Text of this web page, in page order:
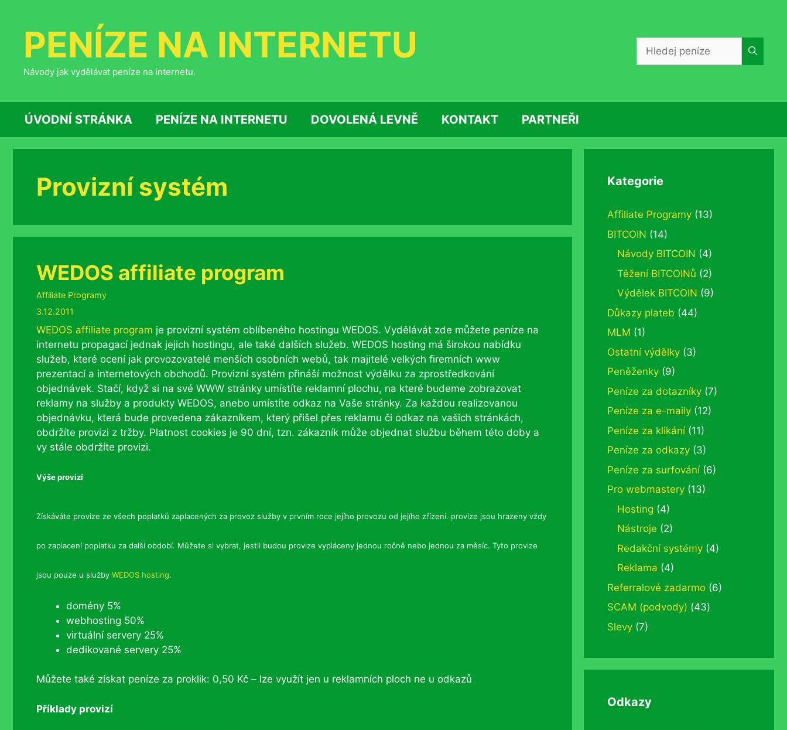
obsahPENÍZE NA INTERNETU
Návody jak vydělávat peníze na internetu.
ÚVODNÍ STRÁNKA PENÍZE NA INTERNETU DOVOLENÁ LEVNĚ KONTAKT PARTNEŘI
Provizní systém
WEDOS affiliate program
Rubriky
Affiliate Programy
3.12.2011
WEDOS affiliate program je provizní systém oblíbeného hostingu WEDOS. Vydělávát zde můžete peníze na
internetu propagací jednak jejich hostingu, ale také dalších služeb. WEDOS hosting má širokou nabídku
služeb, které ocení jak provozovatelé menších osobních webů, tak majitelé velkých firemních www
prezentací a internetových obchodů. Provizní systém přináší možnost výdělku za zprostředkování
objednávek. Stačí, když si na své WWW stránky umístíte reklamní plochu, na které budeme zobrazovat
reklamy na služby a produkty WEDOS, anebo umístíte odkaz na Vaše stránky. Za každou realizovanou
objednávku, která bude provedena zákazníkem, který přišel přes reklamu či odkaz na vašich stránkách,
obdržíte provizi z tržby. Platnost cookies je 90 dní, tzn. zákazník může objednat službu během této doby a
vy stále obdržíte provizi.
Výše provizí
Získáváte provize ze všech poplatků zaplacených za provoz služby v prvním roce jejího provozu od jejího zřízení. provize jsou hrazeny vždy
po zaplacení poplatku za další období. Můžete si vybrat, jestli budou provize vypláceny jednou ročně nebo jednou za měsíc. Tyto provize
jsou pouze u služby WEDOS hosting.
domény 5%
webhosting 50%
virtuální servery 25%
dedikované servery 25%
Můžete také získat peníze za proklik: 0,50 Kč – lze využít jen u reklamních ploch ne u odkazů
Příklady provizí
Kategorie
Affiliate Programy (13)
BITCOIN (14)
Návody BITCOIN (4)
Těžení BITCOINů (2)
Výdělek BITCOIN (9)
Důkazy plateb (44)
MLM (1)
Ostatní výdělky (3)
Peněženky (9)
Peníze za dotazníky (7)
Peníze za e-maily (12)
Peníze za klikání(11)
Peníze za odkazy (3)
Peníze za surfování(6)
Pro webmastery (13)
Hosting (4)
Nástroje (2)
Redakční systémy (4)
Reklama (4)
Referralové zadarmo (6)
SCAM (podvody) (43)
Slevy (7)
Odkazy